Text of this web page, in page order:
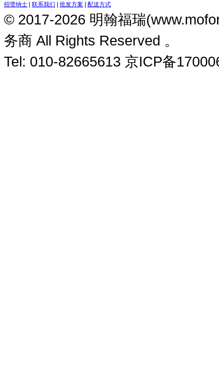
招贤纳士 | 联系我们 | 批发方案 | 配送方式
© 2017-2026 明翰福瑞
务商 All Rights Reserved 。
Tel: 010-82665613 京ICP备